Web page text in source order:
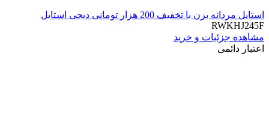
استایل مردانه بزن با تخفیف 200 هزار تومانی دیجی استایل
RWKHJ245F
مشاهده جزئیات و خرید
اعتبار دائمی